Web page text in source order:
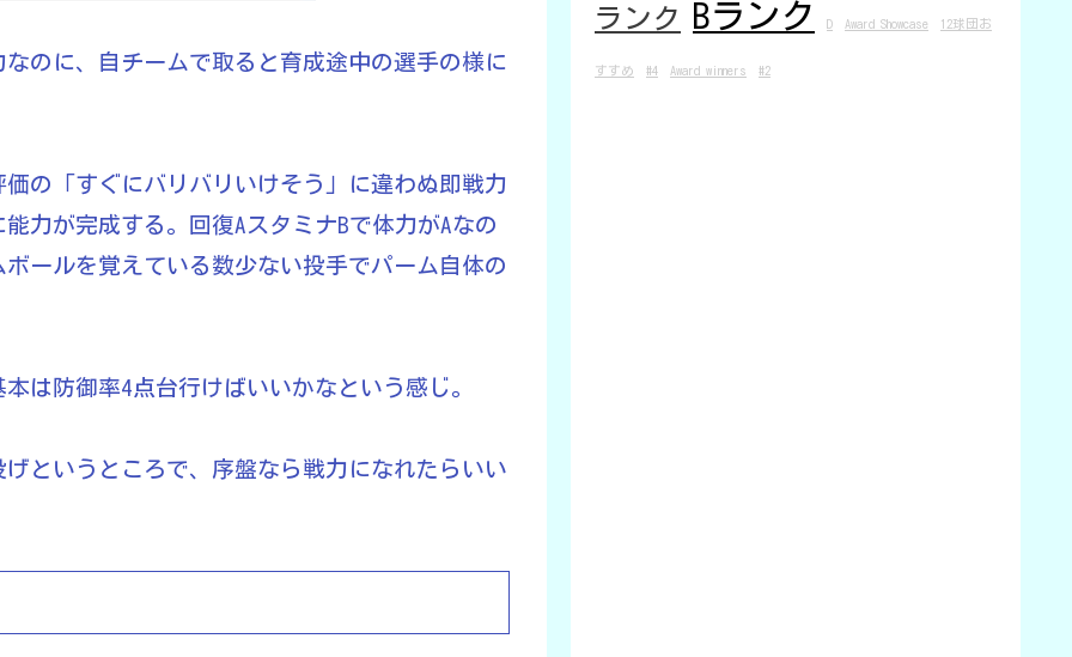
のに、自チームで取ると育成途中の選手の様に
の「すぐにバリバリいけそう」に違わぬ即戦力
力が完成する。回復AスタミナBで体力がAなの
ールを覚えている数少ない投手でパーム自体の
は防御率4点台行けばいいかなという感じ。
というところで、序盤なら戦力になれたらいい
ランク Bランク D Award Showcase 12球団お
すすめ #4 Award winners #2